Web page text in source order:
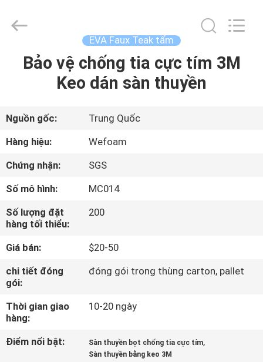
TRANG
CÁC
SẢN
PHẨM
VIDEO
CHÚNG
TÔI
THAM
QUAN
Co.,Ltd.
EVA Faux Teak tấm
Bảo vệ chống tia cực tím 3M
Keo dán sàn thuyền
Nguồn gốc:
Trung Quốc
Hàng hiệu:
Wefoam
Chứng nhận:
SGS
Số mô hình:
MC014
Số lượng đặt
hàng tối thiểu:
200
Giá bán:
$20-50
chi tiết đóng
gói:
đóng gói trong thùng carton, pallet
Thời gian giao
hàng:
10-20 ngày
Điểm nổi bật: Sàn thuyền bọt chống tia cực tím,
Sàn thuyền bằng keo 3M